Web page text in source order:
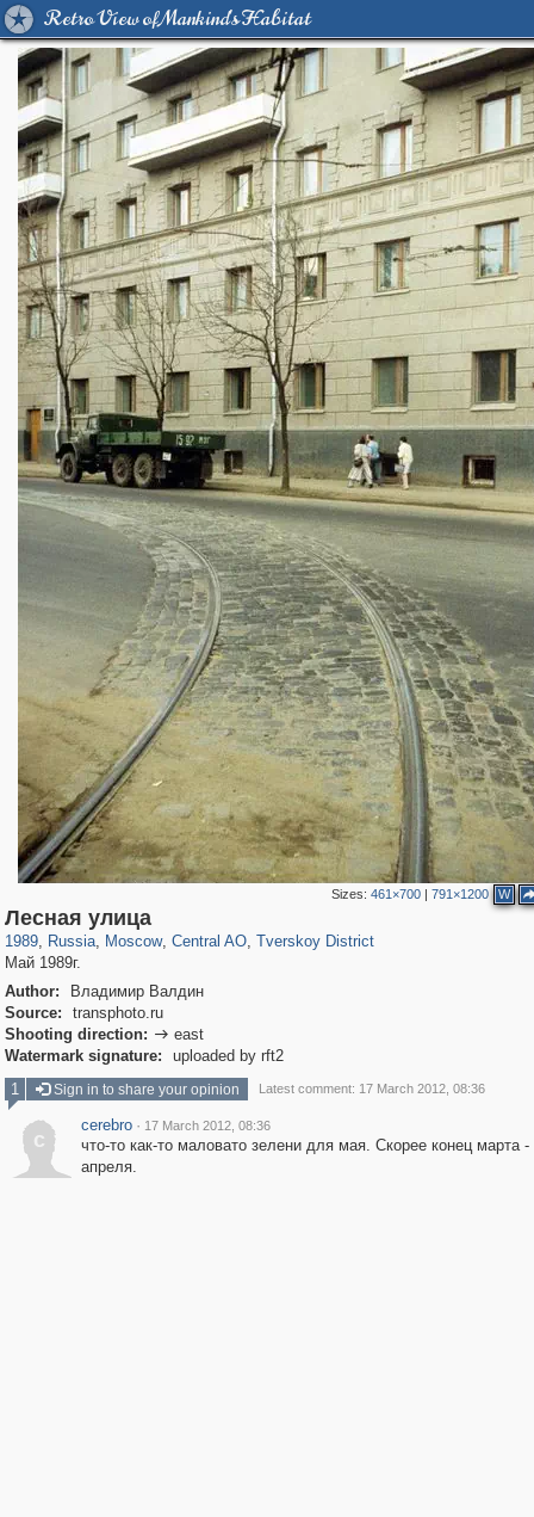
Retro View of Mankind's Habitat
Sizes: 461×700| 791×1200 W
Лесная улица
1989, Russia
1,406,258
, Moscow
319,780 8,286
, Central AO
159,978
, Tverskoy District
Май 1989г.
Author:
Владимир Валдин
Source:
transphoto.ru
Shooting direction:  east
Watermark signature:
uploaded by rft2
1
Sign in to share your opinion Latest comment: 17 March 2012, 08:36
c
cerebro · 17 March 2012, 08:36
что-то как-то маловато зелени для мая. Скорее конец марта -
апреля.